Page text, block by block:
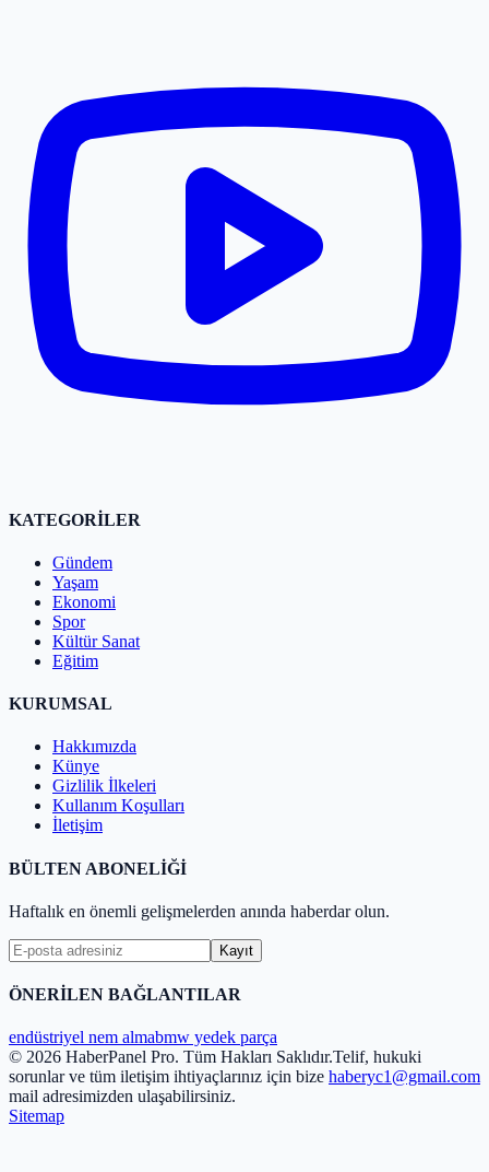
KATEGORİLER
Gündem
Yaşam
Ekonomi
Spor
Kültür Sanat
Eğitim
KURUMSAL
Hakkımızda
Künye
Gizlilik İlkeleri
Kullanım Koşulları
İletişim
BÜLTEN ABONELİĞİ
Haftalık en önemli gelişmelerden anında haberdar olun.
Kayıt
ÖNERİLEN BAĞLANTILAR
endüstriyel nem almabmw yedek parça
© 2026 HaberPanel Pro. Tüm Hakları Saklıdır.Telif, hukuki
sorunlar ve tüm iletişim ihtiyaçlarınız için bize haberyc1@gmail.com
mail adresimizden ulaşabilirsiniz.
Sitemap